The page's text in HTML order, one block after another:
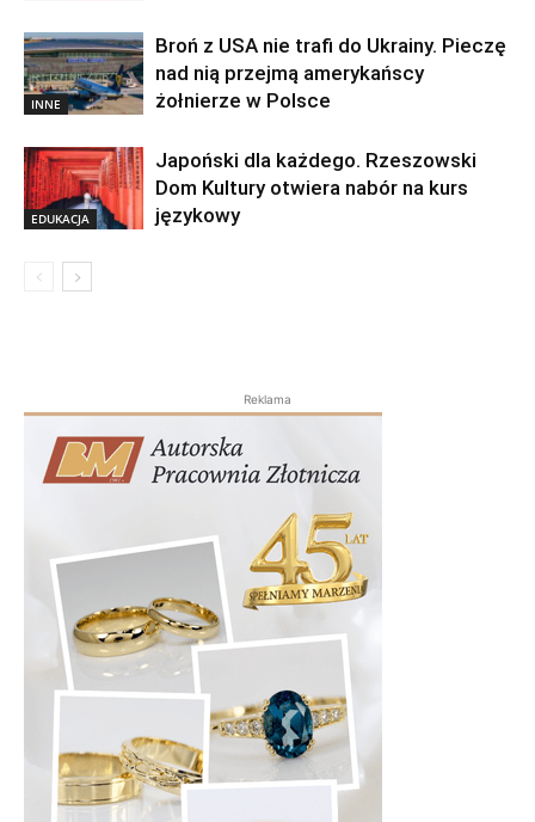
INNE
Broń z USA nie trafi do Ukrainy. Pieczę
nad nią przejmą amerykańscy
żołnierze w Polsce
EDUKACJA
Japoński dla każdego. Rzeszowski
Dom Kultury otwiera nabór na kurs
językowy
Reklama